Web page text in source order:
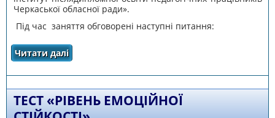
Черкаської обласної ради».
Під час заняття обговорені наступні питання:
Читати далі
ДІТЕЙ»
ТЕСТ «РІВЕНЬ ЕМОЦІЙНОЇ